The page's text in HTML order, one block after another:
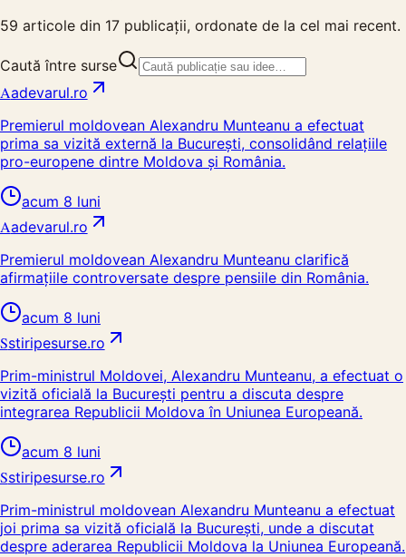
59 articole din 17 publicații, ordonate de la cel mai recent.
Caută între surse
Aadevarul.ro
Premierul moldovean Alexandru Munteanu a efectuat
prima sa vizită externă la București, consolidând relațiile
pro-europene dintre Moldova și România.
acum 8 luni
Aadevarul.ro
Premierul moldovean Alexandru Munteanu clarifică
afirmațiile controversate despre pensiile din România.
acum 8 luni
Sstiripesurse.ro
Prim-ministrul Moldovei, Alexandru Munteanu, a efectuat o
vizită oficială la București pentru a discuta despre
integrarea Republicii Moldova în Uniunea Europeană.
acum 8 luni
Sstiripesurse.ro
Prim-ministrul moldovean Alexandru Munteanu a efectuat
joi prima sa vizită oficială la București, unde a discutat
despre aderarea Republicii Moldova la Uniunea Europeană.